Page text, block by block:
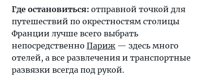
Где остановиться: отправной точкой для
путешествий по окрестностям столицы
Франции лучше всего выбрать
непосредственно Париж — здесь много
отелей, а все развлечения и транспортные
развязки всегда под рукой.